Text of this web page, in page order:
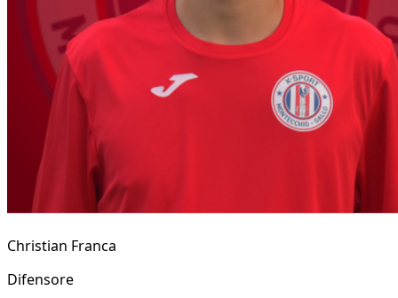
Christian Franca
Difensore